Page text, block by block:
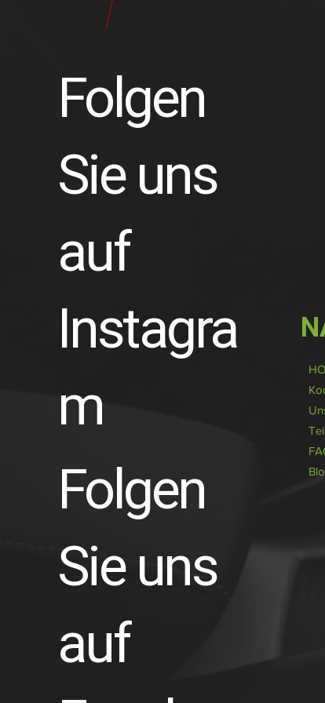
Folgen
Sie uns
auf
Instagra
m
Folgen
Sie uns
auf